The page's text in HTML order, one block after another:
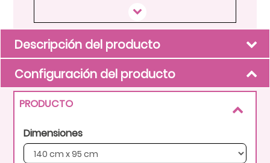
Descripción del producto
Configuración del producto
PRODUCTO
Dimensiones